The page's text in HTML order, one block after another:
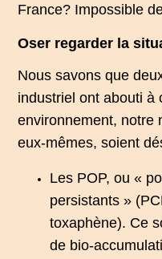
France? Impossible
Oser regarder la
Nous savons que
industriel ont abouti à
environnement, notre
eux-mêmes, soient
Les POP, ou «
persistants »
toxaphène). Ce
de bio-